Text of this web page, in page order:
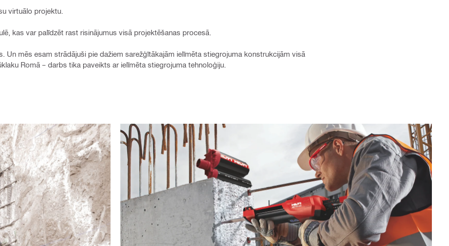
virtuālo projektu.
kas var palīdzēt rast risinājumus visā projektēšanas procesā.
Un mēs esam strādājuši pie dažiem sarežģītākajām ielīmēta stiegrojuma konstrukcijām visā
Romā – darbs tika paveikts ar ielīmēta stiegrojuma tehnoloģiju.